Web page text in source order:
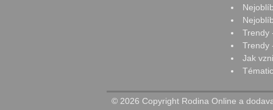
Trendy
Trendy
Jak
© 2026 Copyright Rodina Online a